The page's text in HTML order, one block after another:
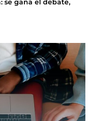
se gana el debate,